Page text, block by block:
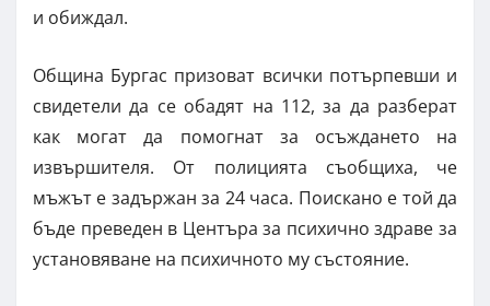
и обиждал.
Община Бургас призоват всички потърпевши и
свидетели да се обадят на 112, за да разберат
как могат да помогнат за осъждането на
извършителя. От полицията съобщиха, че
мъжът е задържан за 24 часа. Поискано е той да
бъде преведен в Центъра за психично здраве за
установяване на психичното му състояние.